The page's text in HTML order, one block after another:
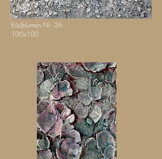
Ei(s)blumen Nr. 26
100x100